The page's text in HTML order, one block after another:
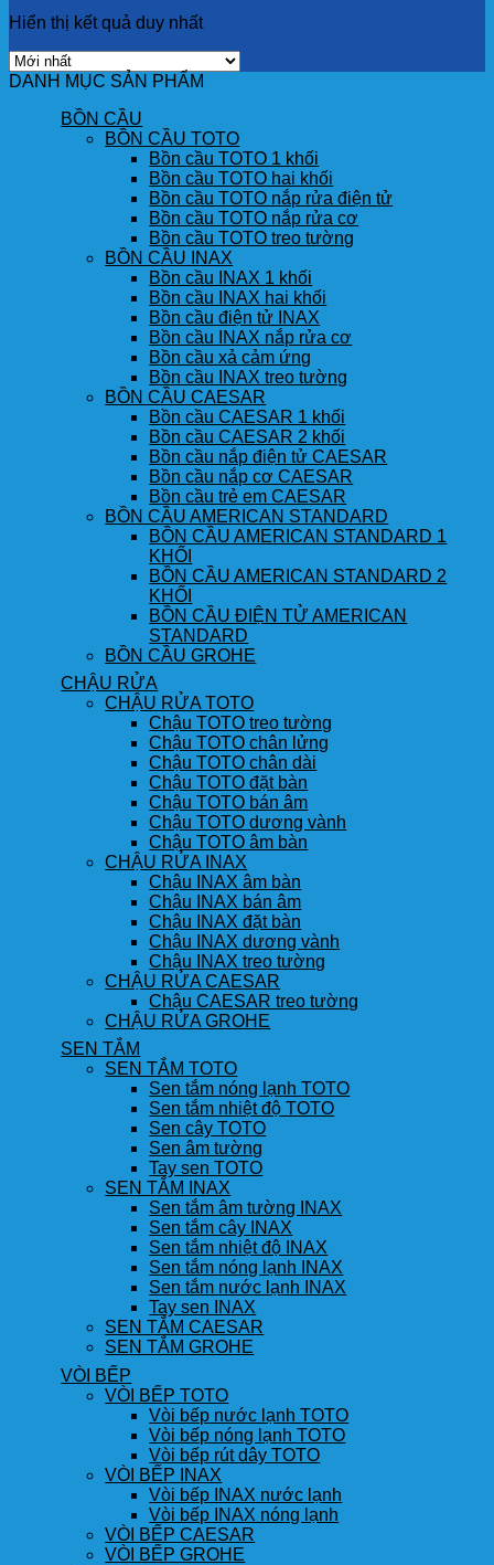
Hiển thị kết quả duy nhất
DANH MỤC SẢN PHẨM
BỒN CẦU
BỒN CẦU TOTO
Bồn cầu TOTO 1 khối
Bồn cầu TOTO hai khối
Bồn cầu TOTO nắp rửa điện tử
Bồn cầu TOTO nắp rửa cơ
Bồn cầu TOTO treo tường
BỒN CẦU INAX
Bồn cầu INAX 1 khối
Bồn cầu INAX hai khối
Bồn cầu điện tử INAX
Bồn cầu INAX nắp rửa cơ
Bồn cầu xả cảm ứng
Bồn cầu INAX treo tường
BỒN CẦU CAESAR
Bồn cầu CAESAR 1 khối
Bồn cầu CAESAR 2 khối
Bồn cầu nắp điện tử CAESAR
Bồn cầu nắp cơ CAESAR
Bồn cầu trẻ em CAESAR
BỒN CẦU AMERICAN STANDARD
BỒN CẦU AMERICAN STANDARD 1
KHỐI
BỒN CẦU AMERICAN STANDARD 2
KHỐI
BỒN CẦU ĐIỆN TỬ AMERICAN
STANDARD
BỒN CẦU GROHE
CHẬU RỬA
CHẬU RỬA TOTO
Chậu TOTO treo tường
Chậu TOTO chân lửng
Chậu TOTO chân dài
Chậu TOTO đặt bàn
Chậu TOTO bán âm
Chậu TOTO dương vành
Chậu TOTO âm bàn
CHẬU RỬA INAX
Chậu INAX âm bàn
Chậu INAX bán âm
Chậu INAX đặt bàn
Chậu INAX dương vành
Chậu INAX treo tường
CHẬU RỬA CAESAR
Chậu CAESAR treo tường
CHẬU RỬA GROHE
SEN TẮM
SEN TẮM TOTO
Sen tắm nóng lạnh TOTO
Sen tắm nhiệt độ TOTO
Sen cây TOTO
Sen âm tường
Tay sen TOTO
SEN TẮM INAX
Sen tắm âm tường INAX
Sen tắm cây INAX
Sen tắm nhiệt độ INAX
Sen tắm nóng lạnh INAX
Sen tắm nước lạnh INAX
Tay sen INAX
SEN TẮM CAESAR
SEN TẮM GROHE
VÒI BẾP
VÒI BẾP TOTO
Vòi bếp nước lạnh TOTO
Vòi bếp nóng lạnh TOTO
Vòi bếp rút dây TOTO
VÒI BẾP INAX
Vòi bếp INAX nước lạnh
Vòi bếp INAX nóng lạnh
VÒI BẾP CAESAR
VÒI BẾP GROHE